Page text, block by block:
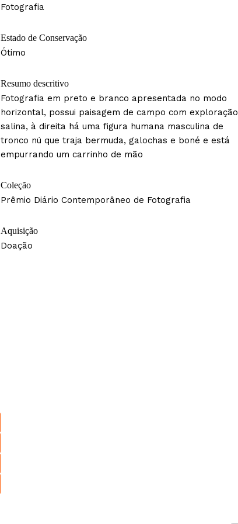
Fotografia
Estado de Conservação
Ótimo
Resumo descritivo
Fotografia em preto e branco apresentada no modo
horizontal, possui paisagem de campo com exploração
salina, à direita há uma figura humana masculina de
tronco nú que traja bermuda, galochas e boné e está
empurrando um carrinho de mão
Coleção
Prêmio Diário Contemporâneo de Fotografia
Aquisição
Doação